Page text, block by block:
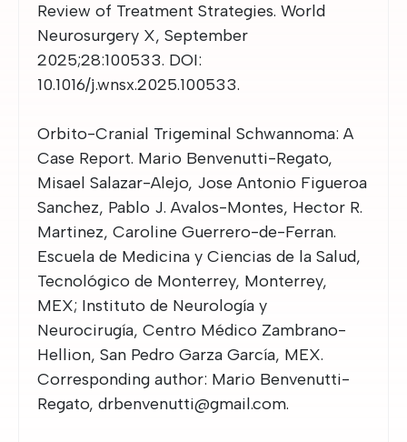
Review of Treatment Strategies. World
Neurosurgery X, September
2025;28:100533. DOI:
10.1016/j.wnsx.2025.100533.
Orbito-Cranial Trigeminal Schwannoma: A
Case Report. Mario Benvenutti-Regato,
Misael Salazar-Alejo, Jose Antonio Figueroa
Sanchez, Pablo J. Avalos-Montes, Hector R.
Martinez, Caroline Guerrero-de-Ferran.
Escuela de Medicina y Ciencias de la Salud,
Tecnológico de Monterrey, Monterrey,
MEX; Instituto de Neurología y
Neurocirugía, Centro Médico Zambrano-
Hellion, San Pedro Garza García, MEX.
Corresponding author: Mario Benvenutti-
Regato, drbenvenutti@gmail.com.